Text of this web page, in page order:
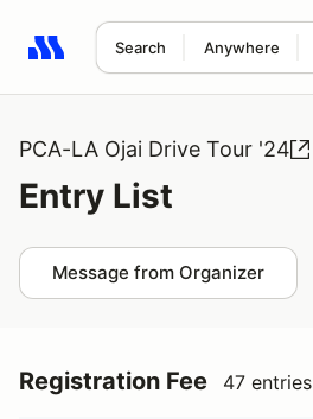
Search Anywhere
Search results: No search term
PCA-LA Ojai Drive Tour '24
Entry List
Message from Organizer
Registration Fee 47 entries